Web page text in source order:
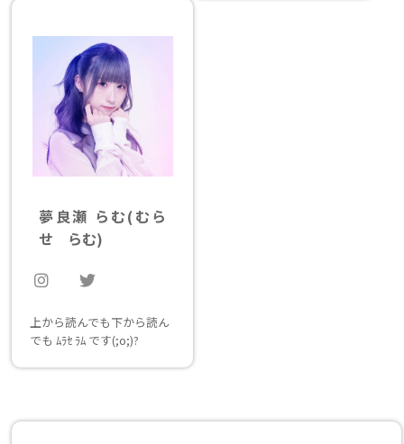
夢良瀬 らむ(むら
せ らむ)
上から読んでも下から読ん
でも ﾑﾗｾ ﾗﾑ です(;o;)?